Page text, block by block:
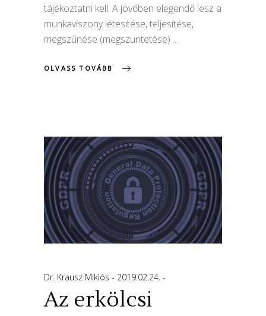
tájékoztatni kell. A jövőben elegendő lesz a
munkaviszony létesítése, teljesítése,
megszűnése (megszüntetése)
OLVASS TOVÁBB
Dr. Krausz Miklós 2019.02.24.
Az erkölcsi